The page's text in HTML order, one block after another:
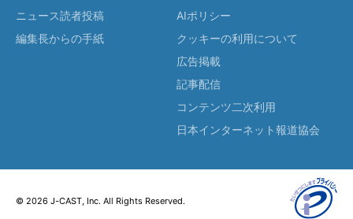
ニュース読者投稿
編集長からの手紙
AIポリシー
クッキーの利用について
広告掲載
記事配信
コンテンツ二次利用
日本インターネット報道協会
© 2026 J-CAST, Inc. All Rights Reserved.